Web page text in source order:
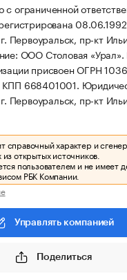
ограниченной
Первоуральск, пр-кт
ООО Столовая «Урал».
присвоен ОГРН
668401001.
Первоуральск, пр-кт
справочный характер и
открытых источников.
пользователем и не имеет
РБК Компании.
Управлять компанией
Поделиться